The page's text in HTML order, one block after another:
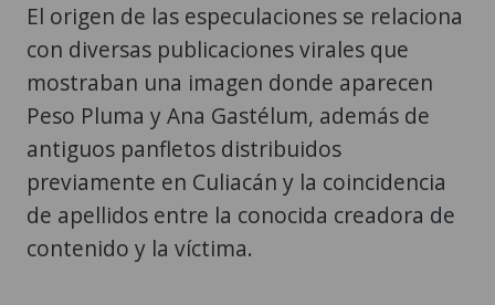
El origen de las especulaciones se relaciona
con diversas publicaciones virales que
mostraban una imagen donde aparecen
Peso Pluma y Ana Gastélum, además de
antiguos panfletos distribuidos
previamente en Culiacán y la coincidencia
de apellidos entre la conocida creadora de
contenido y la víctima.